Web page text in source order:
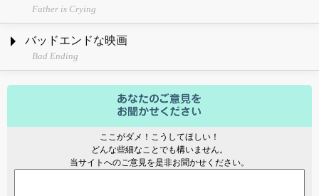
Father is Crying
バッドエンドな映画
Bad Ending
ここがダメ！こうしてほしい！
どんな些細なことでも構いません。
当サイトへのご意見を是非お聞かせください。